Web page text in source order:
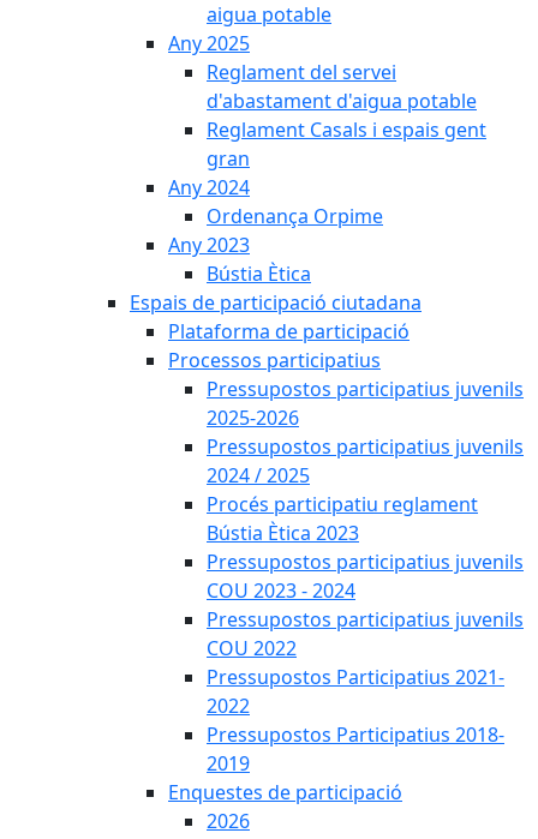
aigua potable
Any 2025
Reglament del servei
d'abastament d'aigua potable
Reglament Casals i espais gent
gran
Any 2024
Ordenança Orpime
Any 2023
Bústia Ètica
Espais de participació ciutadana
Plataforma de participació
Processos participatius
Pressupostos participatius juvenils
2025-2026
Pressupostos participatius juvenils
2024 / 2025
Procés participatiu reglament
Bústia Ètica 2023
Pressupostos participatius juvenils
COU 2023 - 2024
Pressupostos participatius juvenils
COU 2022
Pressupostos Participatius 2021-
2022
Pressupostos Participatius 2018-
2019
Enquestes de participació
2026